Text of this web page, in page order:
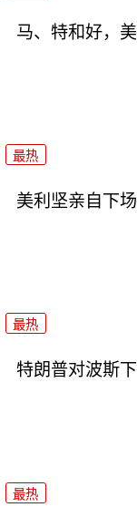
马、特和好，
最热
美利坚亲自下
最热
特朗普对波斯
最热